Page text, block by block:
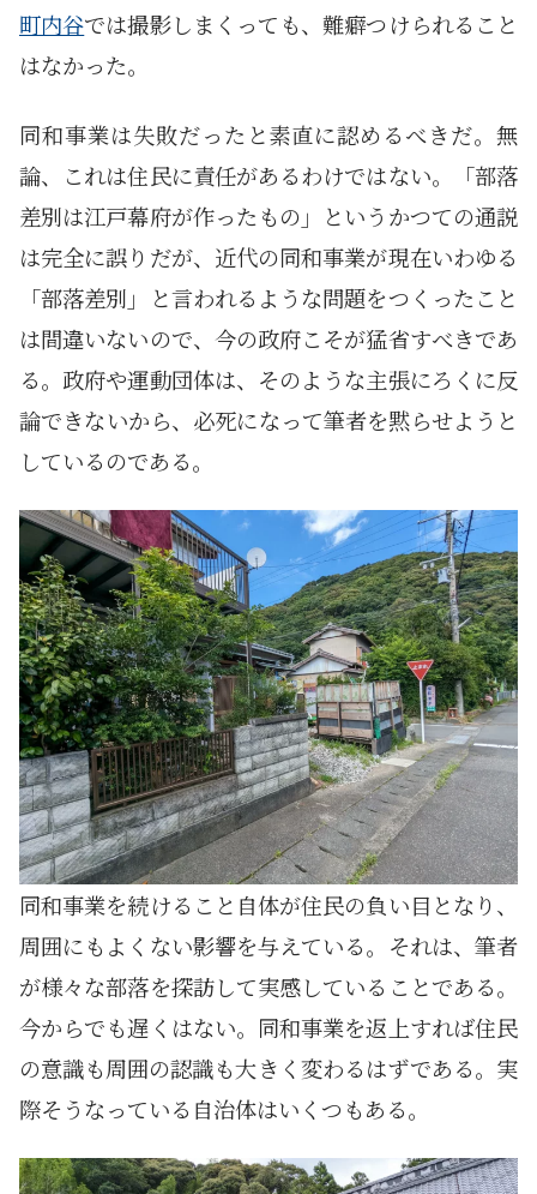
町内谷では撮影しまくっても、難癖つけられること
はなかった。
同和事業は失敗だったと素直に認めるべきだ。無
論、これは住民に責任があるわけではない。「部落
差別は江戸幕府が作ったもの」というかつての通説
は完全に誤りだが、近代の同和事業が現在いわゆる
「部落差別」と言われるような問題をつくったこと
は間違いないので、今の政府こそが猛省すべきであ
る。政府や運動団体は、そのような主張にろくに反
論できないから、必死になって筆者を黙らせようと
しているのである。
同和事業を続けること自体が住民の負い目となり、
周囲にもよくない影響を与えている。それは、筆者
が様々な部落を探訪して実感していることである。
今からでも遅くはない。同和事業を返上すれば住民
の意識も周囲の認識も大きく変わるはずである。実
際そうなっている自治体はいくつもある。